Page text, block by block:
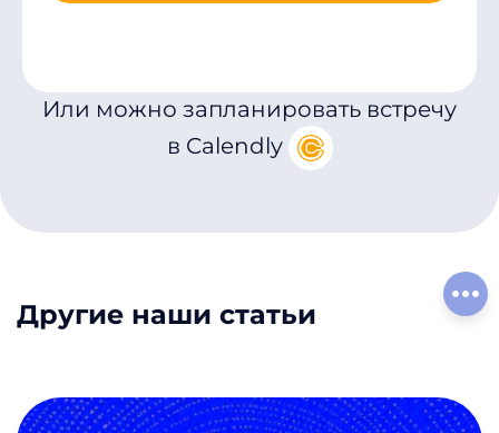
Или можно запланировать встречу
в Calendly
Другие наши статьи